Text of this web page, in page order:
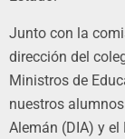
Junto con la
dirección del
Ministros de
nuestros
Alemán (DIA) y